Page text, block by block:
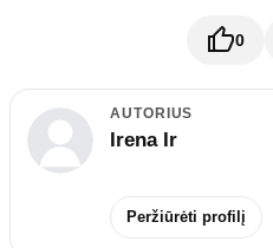
0
AUTORIUS
Irena Ir
Peržiūrėti profilį